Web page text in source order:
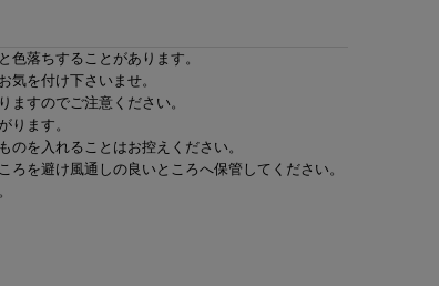
落ちすることがあります。
気を付け下さいませ。
すのでご注意ください。
ります。
のを入れることはお控えください。
を避け風通しの良いところへ保管してください。